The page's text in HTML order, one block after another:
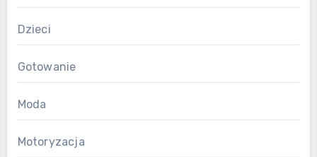
Dzieci
Gotowanie
Moda
Motoryzacja